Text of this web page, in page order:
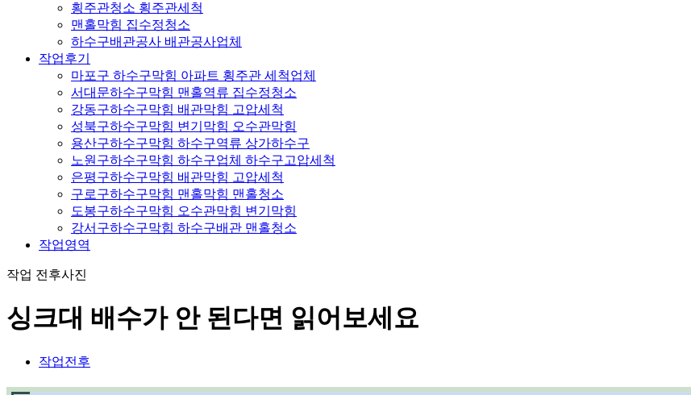
횡주관청소 횡주관세척
맨홀막힘 집수정청소
하수구배관공사 배관공사업체
작업후기
마포구 하수구막힘 아파트 횡주관 세척업체
서대문하수구막힘 맨홀역류 집수정청소
강동구하수구막힘 배관막힘 고압세척
성북구하수구막힘 변기막힘 오수관막힘
용산구하수구막힘 하수구역류 상가하수구
노원구하수구막힘 하수구업체 하수구고압세척
은평구하수구막힘 배관막힘 고압세척
구로구하수구막힘 맨홀막힘 맨홀청소
도봉구하수구막힘 오수관막힘 변기막힘
강서구하수구막힘 하수구배관 맨홀청소
작업영역
작업 전후사진
싱크대 배수가 안 된다면 읽어보세요
작업전후